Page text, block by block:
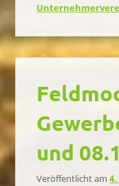
und
Veröffentlicht am